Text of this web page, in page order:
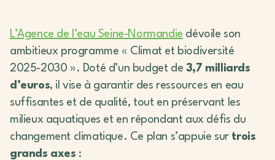
L’Agence de l’eau Seine-Normandie dévoile son
ambitieux programme « Climat et biodiversité
2025-2030 ». Doté d’un budget de 3,7 milliards
d’euros, il vise à garantir des ressources en eau
suffisantes et de qualité, tout en préservant les
milieux aquatiques et en répondant aux défis du
changement climatique. Ce plan s’appuie sur trois
grands axes :